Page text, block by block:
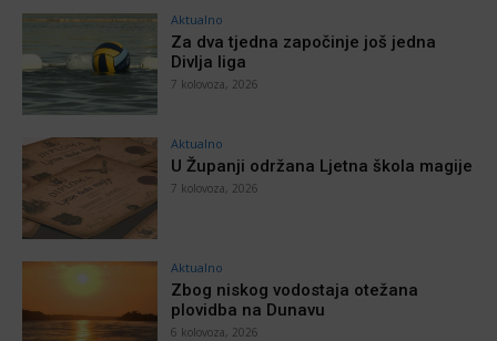
Aktualno
Za dva tjedna započinje još jedna
Divlja liga
7 kolovoza, 2026
Aktualno
U Županji održana Ljetna škola magije
7 kolovoza, 2026
Aktualno
Zbog niskog vodostaja otežana
plovidba na Dunavu
6 kolovoza, 2026